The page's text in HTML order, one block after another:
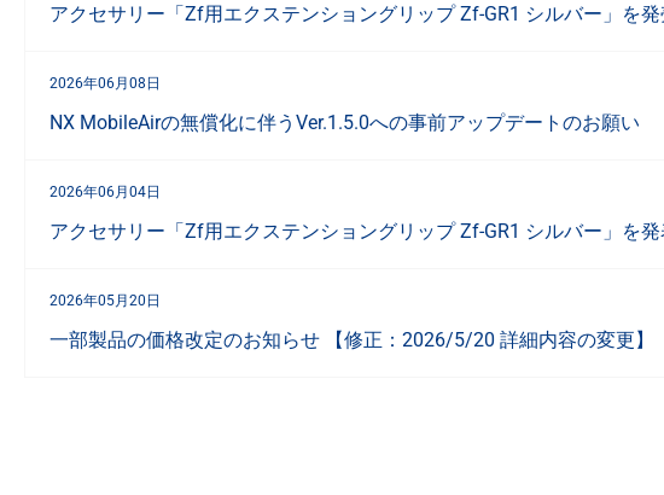
アクセサリー「Zf用エクステンショングリップ Zf-GR1 シルバー」を発
2026年06月08日
NX MobileAirの無償化に伴うVer.1.5.0への事前アップデートのお願い
2026年06月04日
アクセサリー「Zf用エクステンショングリップ Zf-GR1 シルバー」を発
2026年05月20日
一部製品の価格改定のお知らせ 【修正：2026/5/20 詳細内容の変更】